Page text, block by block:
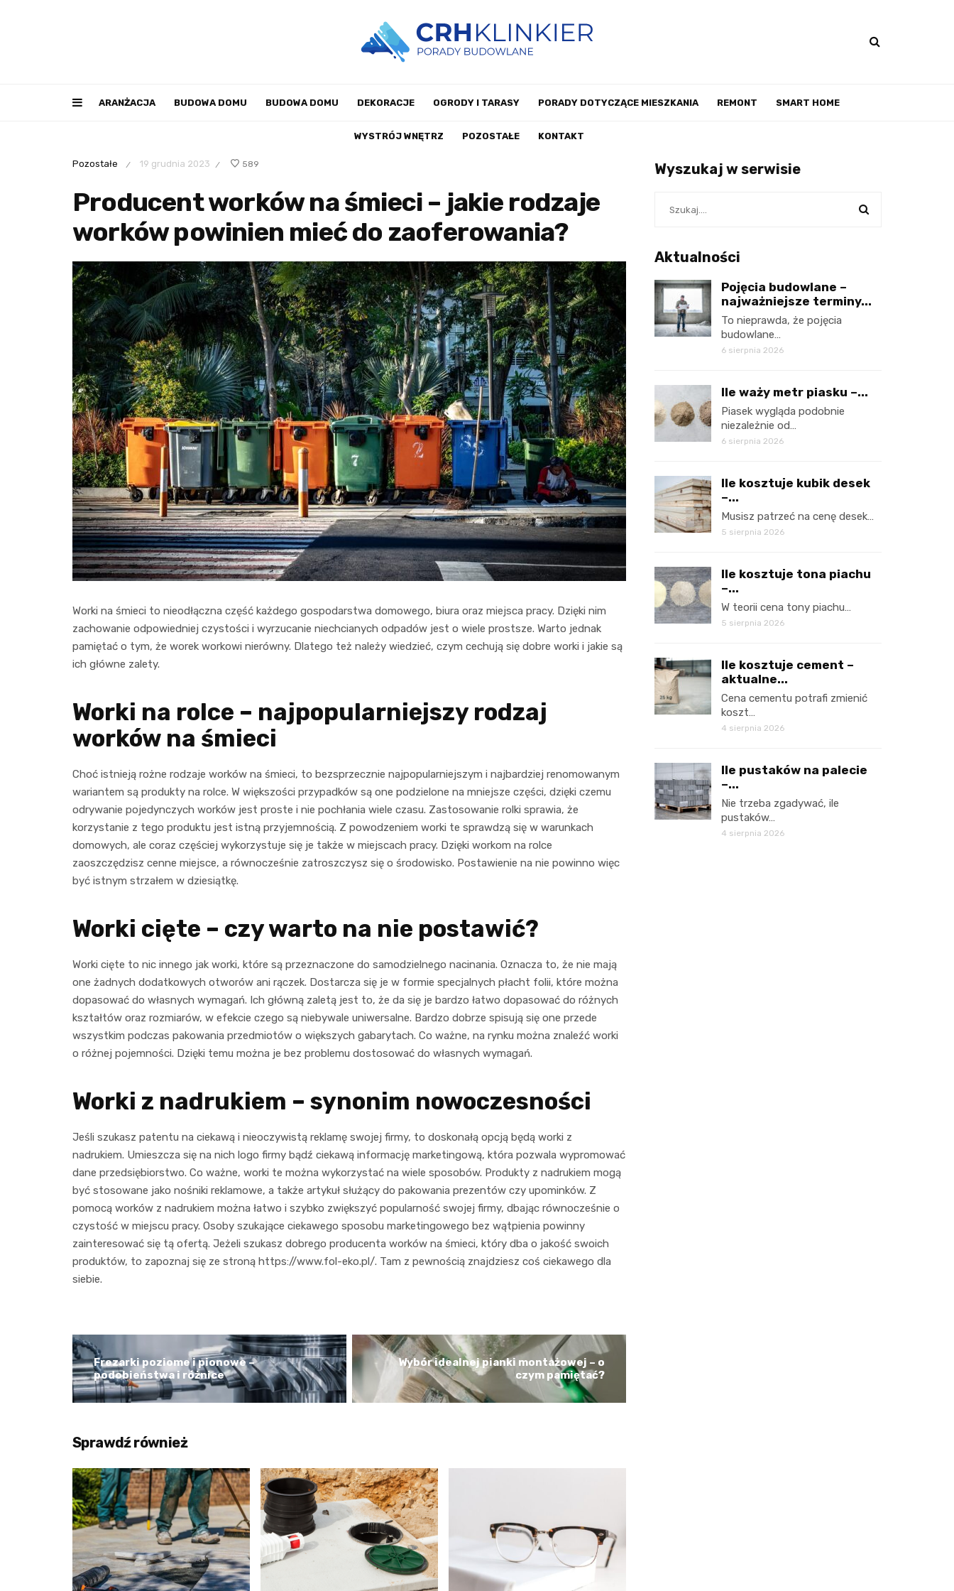
ARANŻACJA BUDOWA DOMU BUDOWA DOMU DEKORACJE OGRODY I TARASY PORADY DOTYCZĄCE MIESZKANIA REMONT SMART HOME
WYSTRÓJ WNĘTRZ POZOSTAŁE KONTAKT
Pozostałe / 19 grudnia 2023 / 589
Producent worków na śmieci – jakie rodzaje
worków powinien mieć do zaoferowania?
Worki na śmieci to nieodłączna część każdego gospodarstwa domowego, biura oraz miejsca pracy. Dzięki nim
zachowanie odpowiedniej czystości i wyrzucanie niechcianych odpadów jest o wiele prostsze. Warto jednak
pamiętać o tym, że worek workowi nierówny. Dlatego też należy wiedzieć, czym cechują się dobre worki i jakie są
ich główne zalety.
Worki na rolce – najpopularniejszy rodzaj
worków na śmieci
Choć istnieją rożne rodzaje worków na śmieci, to bezsprzecznie najpopularniejszym i najbardziej renomowanym
wariantem są produkty na rolce. W większości przypadków są one podzielone na mniejsze części, dzięki czemu
odrywanie pojedynczych worków jest proste i nie pochłania wiele czasu. Zastosowanie rolki sprawia, że
korzystanie z tego produktu jest istną przyjemnością. Z powodzeniem worki te sprawdzą się w warunkach
domowych, ale coraz częściej wykorzystuje się je także w miejscach pracy. Dzięki workom na rolce
zaoszczędzisz cenne miejsce, a równocześnie zatroszczysz się o środowisko. Postawienie na nie powinno więc
być istnym strzałem w dziesiątkę.
Worki cięte – czy warto na nie postawić?
Worki cięte to nic innego jak worki, które są przeznaczone do samodzielnego nacinania. Oznacza to, że nie mają
one żadnych dodatkowych otworów ani rączek. Dostarcza się je w formie specjalnych płacht folii, które można
dopasować do własnych wymagań. Ich główną zaletą jest to, że da się je bardzo łatwo dopasować do różnych
kształtów oraz rozmiarów, w efekcie czego są niebywale uniwersalne. Bardzo dobrze spisują się one przede
wszystkim podczas pakowania przedmiotów o większych gabarytach. Co ważne, na rynku można znaleźć worki
o różnej pojemności. Dzięki temu można je bez problemu dostosować do własnych wymagań.
Worki z nadrukiem – synonim nowoczesności
Jeśli szukasz patentu na ciekawą i nieoczywistą reklamę swojej firmy, to doskonałą opcją będą worki z
nadrukiem. Umieszcza się na nich logo firmy bądź ciekawą informację marketingową, która pozwala wypromować
dane przedsiębiorstwo. Co ważne, worki te można wykorzystać na wiele sposobów. Produkty z nadrukiem mogą
być stosowane jako nośniki reklamowe, a także artykuł służący do pakowania prezentów czy upominków. Z
pomocą worków z nadrukiem można łatwo i szybko zwiększyć popularność swojej firmy, dbając równocześnie o
czystość w miejscu pracy. Osoby szukające ciekawego sposobu marketingowego bez wątpienia powinny
zainteresować się tą ofertą. Jeżeli szukasz dobrego producenta worków na śmieci, który dba o jakość swoich
produktów, to zapoznaj się ze stroną https://www.fol-eko.pl/. Tam z pewnością znajdziesz coś ciekawego dla
siebie.
Frezarki poziome i pionowe –
podobieństwa i różnice
Wybór idealnej pianki montażowej – o
czym pamiętać?
Sprawdź również
Wyszukaj w serwisie
Aktualności
Pojęcia budowlane –
najważniejsze terminy...
To nieprawda, że pojęcia
budowlane…
6 sierpnia 2026
Ile waży metr piasku –...
Piasek wygląda podobnie
niezależnie od…
6 sierpnia 2026
Ile kosztuje kubik desek
–...
Musisz patrzeć na cenę desek…
5 sierpnia 2026
Ile kosztuje tona piachu
–...
W teorii cena tony piachu…
5 sierpnia 2026
Ile kosztuje cement –
aktualne...
Cena cementu potrafi zmienić
koszt…
4 sierpnia 2026
Ile pustaków na palecie
–...
Nie trzeba zgadywać, ile
pustaków…
4 sierpnia 2026